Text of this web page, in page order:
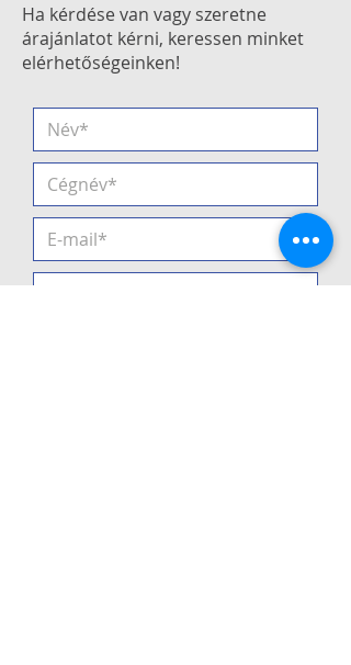
Ha kérdése van vagy szeretne
árajánlatot kérni, keressen minket
elérhetőségeinken!